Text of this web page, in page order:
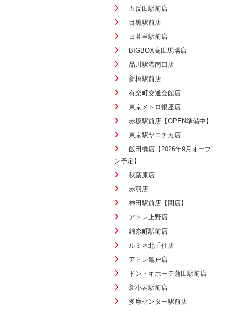
五反田駅前店
目黒駅前店
日暮里駅前店
BIGBOX高田馬場店
品川駅港南口店
新橋駅前店
有楽町交通会館店
東京メトロ銀座店
赤坂駅前店【OPEN準備中】
東京駅ヤエチカ店
飯田橋店【2026年9月オープ
ン予定】
秋葉原店
赤羽店
神田駅前店【閉店】
アトレ上野店
錦糸町駅前店
ルミネ北千住店
アトレ亀戸店
ドン・キホーテ蒲田駅前店
新小岩駅前店
多摩センター駅前店